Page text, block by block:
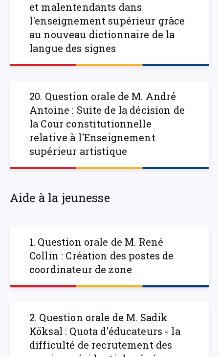
et malentendants dans
l'enseignement supérieur grâce
au nouveau dictionnaire de la
langue des signes
20. Question orale de M. André
Antoine : Suite de la décision de
la Cour constitutionnelle
relative à l'Enseignement
supérieur artistique
Aide à la jeunesse
1. Question orale de M. René
Collin : Création des postes de
coordinateur de zone
2. Question orale de M. Sadik
Köksal : Quota d'éducateurs - la
difficulté de recrutement des